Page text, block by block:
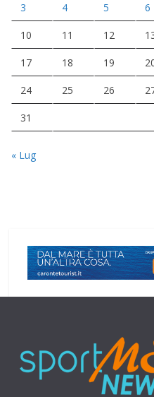
3 4 5 6
10 11 12
17 18 19
24 25 26
31
« Lug